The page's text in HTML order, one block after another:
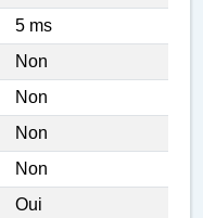
5 ms
Non
Non
Non
Non
Oui